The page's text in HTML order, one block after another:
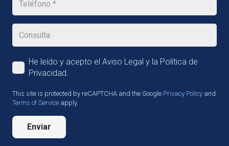
He leído y acepto el Aviso Legal y la Política de
Privacidad.
This site is protected by reCAPTCHA and the Google Privacy Policy and
Terms of Service apply.
Enviar